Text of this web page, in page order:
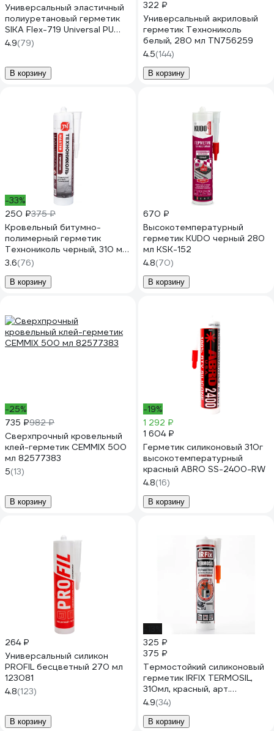
Универсальный эластичный
полиуретановый герметик
SIKA Flex-719 Universal PU
серый 600мл. 732365
4.9(79)
В корзину
322 ₽
Универсальный акриловый
герметик Технониколь
белый, 280 мл TN756259
4.5(144)
В корзину
-33%
250 ₽375 ₽
Кровельный битумно-
полимерный герметик
Технониколь черный, 310 мл
TN744485
3.6(76)
В корзину
670 ₽
Высокотемпературный
герметик KUDO черный 280
мл KSK-152
4.8(70)
В корзину
-25%
735 ₽982 ₽
Сверхпрочный кровельный
клей-герметик CEMMIX 500
мл 82577383
5(13)
В корзину
-19%
1 292 ₽
1 604 ₽
Герметик силиконовый 310г
высокотемпературный
красный ABRO SS-2400-RW
4.8(16)
В корзину
264 ₽
Универсальный силикон
PROFIL бесцветный 270 мл
123081
4.8(123)
В корзину
325 ₽
375 ₽
Термостойкий силиконовый
герметик IRFIX TERMOSIL,
310мл, красный, арт.
производителя: 20019
4.9(34)
В корзину